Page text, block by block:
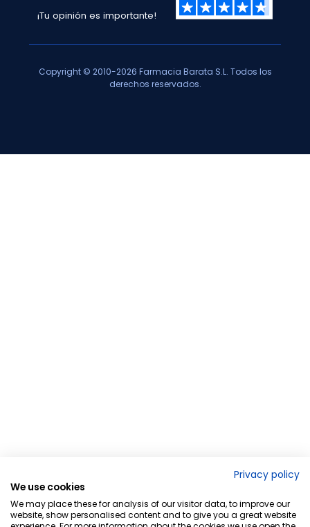
¡Tu opinión es importante!
Copyright © 2010-2026 Farmacia Barata S.L. Todos los
derechos reservados.
Privacy policy
We use cookies
We may place these for analysis of our visitor data, to improve our
website, show personalised content and to give you a great website